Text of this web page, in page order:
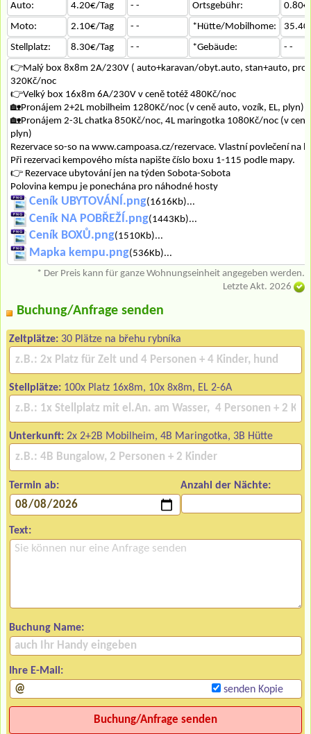
Auto:
4.20€/Tag - - Ortsgebühr:
Moto:
2.10€/Tag - - *Hütte/Mobilhome:
Stellplatz:
8.30€/Tag - - *Gebäude:
- -
👉Malý box 8x8m 2A/230V ( auto+karavan/obyt.auto, stan+auto,
320Kč/noc
👉Velký box 16x8m 6A/230V v ceně totéž 480Kč/noc
🏡Pronájem 2+2L mobilheim 1280Kč/noc (v ceně auto, vozík, EL, plyn)
🏡Pronájem 2-3L chatka 850Kč/noc, 4L maringotka 1080Kč/noc (v
plyn)
Rezervace so-so na www.campoasa.cz/rezervace. Vlastní povlečení na
Při rezervaci kempového místa napište číslo boxu 1-115 podle mapy.
👉 Rezervace ubytování jen na týden Sobota-Sobota
Polovina kempu je ponechána pro náhodné hosty
Ceník UBYTOVÁNÍ.png(1616Kb)...
Ceník NA POBŘEŽÍ.png(1443Kb)...
Ceník BOXŮ.png(1510Kb)...
Mapka kempu.png(536Kb)...
* Der Preis kann für ganze Wohnungseinheit angegeben werden.
Letzte Akt. 2026
Buchung/Anfrage senden
Zeltplätze: 30 Plätze na břehu rybníka
Stellplätze: 100x Platz 16x8m, 10x 8x8m, EL 2-6A
Unterkunft: 2x 2+2B Mobilheim, 4B Maringotka, 3B Hütte
Termin ab: Anzahl der Nächte:
Text:
Buchung Name:
Ihre E-Mail:
senden Kopie